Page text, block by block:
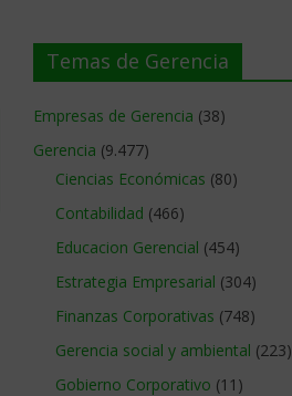
Temas de Gerencia
Empresas de Gerencia (38)
Gerencia (9.477)
Ciencias Económicas (80)
Contabilidad (466)
Educacion Gerencial (454)
Estrategia Empresarial (304)
Finanzas Corporativas (748)
Gerencia social y ambiental (223)
Gobierno Corporativo (11)